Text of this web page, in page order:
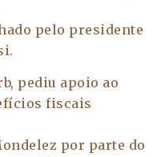
pelo presidente
pediu apoio ao
fiscais
por parte do